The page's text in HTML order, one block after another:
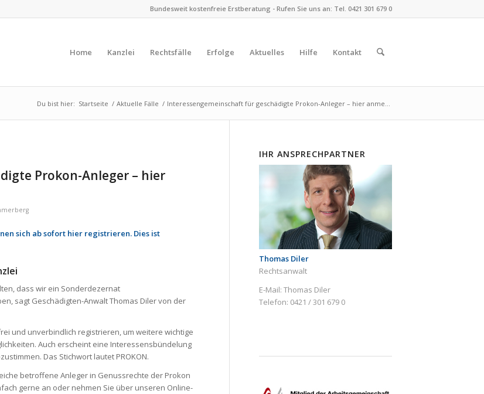
Bundesweit kostenfreie Erstberatung - Rufen Sie uns an: Tel. 0421 301 679 0
Home Kanzlei Rechtsfälle Erfolge Aktuelles Hilfe Kontakt
Du bist hier: Startseite / Aktuelle Fälle / Inter­es­sen­ge­mein­schaft für geschä­digte Prokon-Anleger – hier anme...
Prokon-Anleger – hier
sich ab sofort hier registrieren. Dies ist
dass wir ein Sonderdezernat
sagt Geschädigten-Anwalt Thomas Diler von der
und unverbindlich registrieren, um weitere wichtige
Auch erscheint eine Interessensbündelung
Das Stichwort lautet PROKON.
betroffene Anleger in Genussrechte der Prokon
gerne an oder nehmen Sie über unseren Online-
IHR ANSPRECHPARTNER
Thomas Diler
Rechtsanwalt
E-Mail: Thomas Diler
Telefon: 0421 / 301 679 0